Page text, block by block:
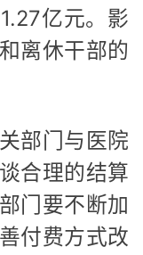
亿元。影
离休干部的
部门与医院
合理的结算
门要不断加
付费方式改